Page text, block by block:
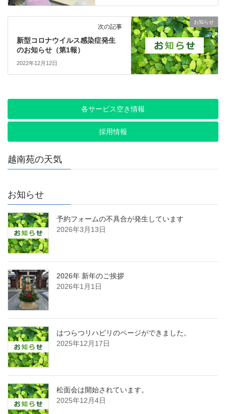
お知らせ
次の記事
新型コロナウイルス感染症発生
のお知らせ（第1報）
2022年12月12日
各サービス空き情報
採用情報
越南苑の天気
お知らせ
予約フォームの不具合が発生しています
2026年3月13日
2026年 新年のご挨拶
2026年1月1日
はつらつリハビリのページができました。
2025年12月17日
松面会は開始されています。
2025年12月4日